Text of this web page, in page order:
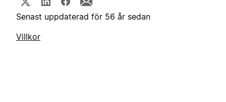
Senast uppdaterad för 56 år sedan
Villkor